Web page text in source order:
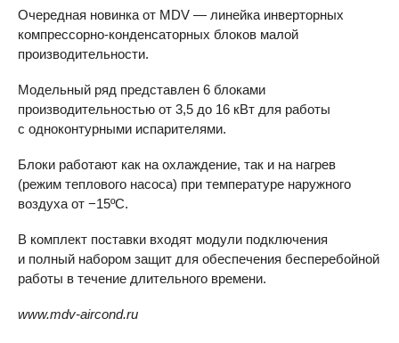
Очередная новинка от MDV — линейка инверторных
компрессорно-конденсаторных блоков малой
производительности.
Модельный ряд представлен 6 блоками
производительностью от 3,5 до 16 кВт для работы
с одноконтурными испарителями.
Блоки работают как на охлаждение, так и на нагрев
(режим теплового насоса) при температуре наружного
воздуха от −15ºС.
В комплект поставки входят модули подключения
и полный набором защит для обеспечения бесперебойной
работы в течение длительного времени.
www.mdv-aircond.ru